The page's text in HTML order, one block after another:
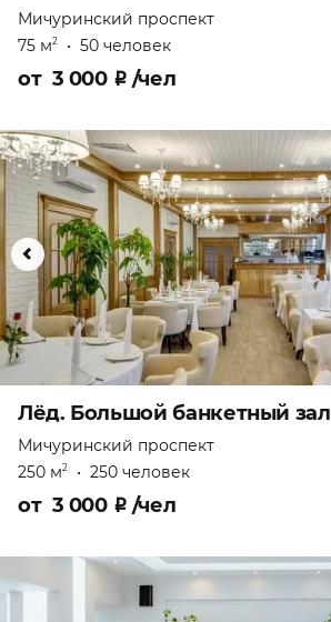
Мичуринский проспект
75 м2 • 50 человек
от 3 000 ₽ /чел
Лёд. Большой банкетный зал
Мичуринский проспект
250 м2 • 250 человек
от 3 000 ₽ /чел